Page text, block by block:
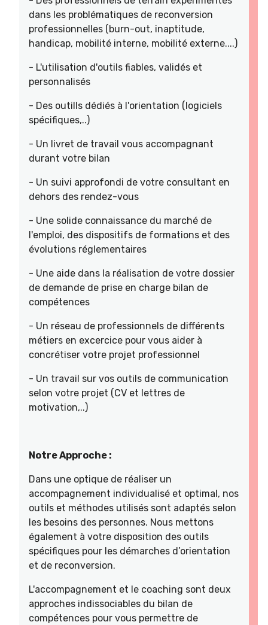
dans les problématiques de reconversion
professionnelles (burn-out, inaptitude,
handicap, mobilité interne, mobilité externe....)
- L'utilisation d'outils fiables, validés et
personnalisés
- Des outills dédiés à l'orientation (logiciels
spécifiques,..)
- Un livret de travail vous accompagnant
durant votre bilan
- Un suivi approfondi de votre consultant en
dehors des rendez-vous
- Une solide connaissance du marché de
l'emploi, des dispositifs de formations et des
évolutions réglementaires
- Une aide dans la réalisation de votre dossier
de demande de prise en charge bilan de
compétences
- Un réseau de professionnels de différents
métiers en excercice pour vous aider à
concrétiser votre projet professionnel
- Un travail sur vos outils de communication
selon votre projet (CV et lettres de
motivation,..)
Notre Approche :
Dans une optique de réaliser un
accompagnement individualisé et optimal, nos
outils et méthodes utilisés sont adaptés selon
les besoins des personnes. Nous mettons
également à votre disposition des outils
spécifiques pour les démarches d’orientation
et de reconversion.
L'accompagnement et le coaching sont deux
approches indissociables du bilan de
compétences pour vous permettre de